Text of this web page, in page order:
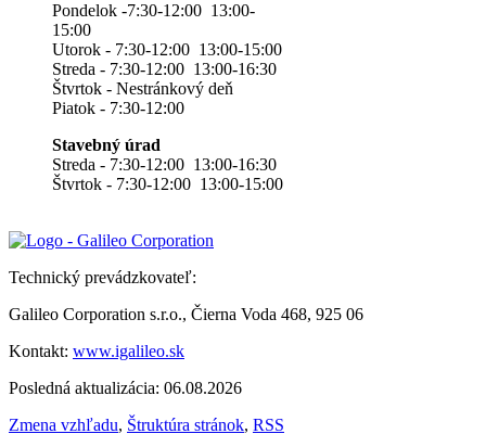
Pondelok -7:30-12:00 13:00-
15:00
Utorok - 7:30-12:00 13:00-15:00
Streda - 7:30-12:00 13:00-16:30
Štvrtok - Nestránkový deň
Piatok - 7:30-12:00
Stavebný úrad
Streda - 7:30-12:00 13:00-16:30
Štvrtok - 7:30-12:00 13:00-15:00
Technický prevádzkovateľ:
Galileo Corporation s.r.o., Čierna Voda 468, 925 06
Kontakt: www.igalileo.sk
Posledná aktualizácia: 06.08.2026
Zmena vzhľadu, Štruktúra stránok, RSS